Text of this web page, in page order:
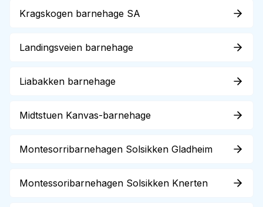
Kragskogen barnehage SA
Landingsveien barnehage
Liabakken barnehage
Midtstuen Kanvas-barnehage
Montesorribarnehagen Solsikken Gladheim
Montessoribarnehagen Solsikken Knerten